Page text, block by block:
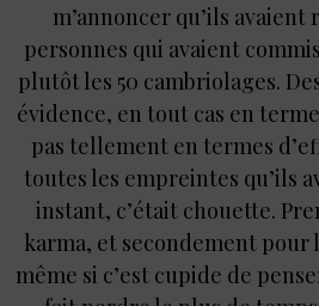
m’annoncer qu’ils
personnes qui avaient
plutôt les 50 cambriolages.
évidence, en tout cas en
pas tellement en termes
toutes les empreintes qu’ils
instant, c’était chouette.
karma, et secondement pour
même si c’est cupide de